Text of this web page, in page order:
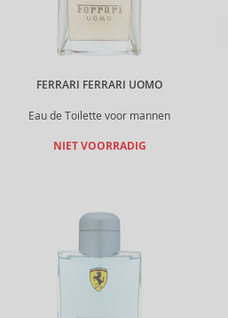
FERRARI FERRARI UOMO
Eau de Toilette voor mannen
NIET VOORRADIG